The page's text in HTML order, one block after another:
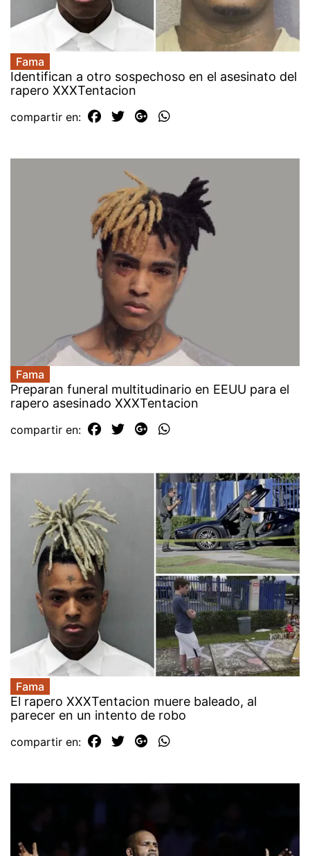
Fama
Identifican a otro sospechoso en el asesinato del
rapero XXXTentacion
compartir en:
Fama
Preparan funeral multitudinario en EEUU para el
rapero asesinado XXXTentacion
compartir en:
Fama
El rapero XXXTentacion muere baleado, al
parecer en un intento de robo
compartir en: